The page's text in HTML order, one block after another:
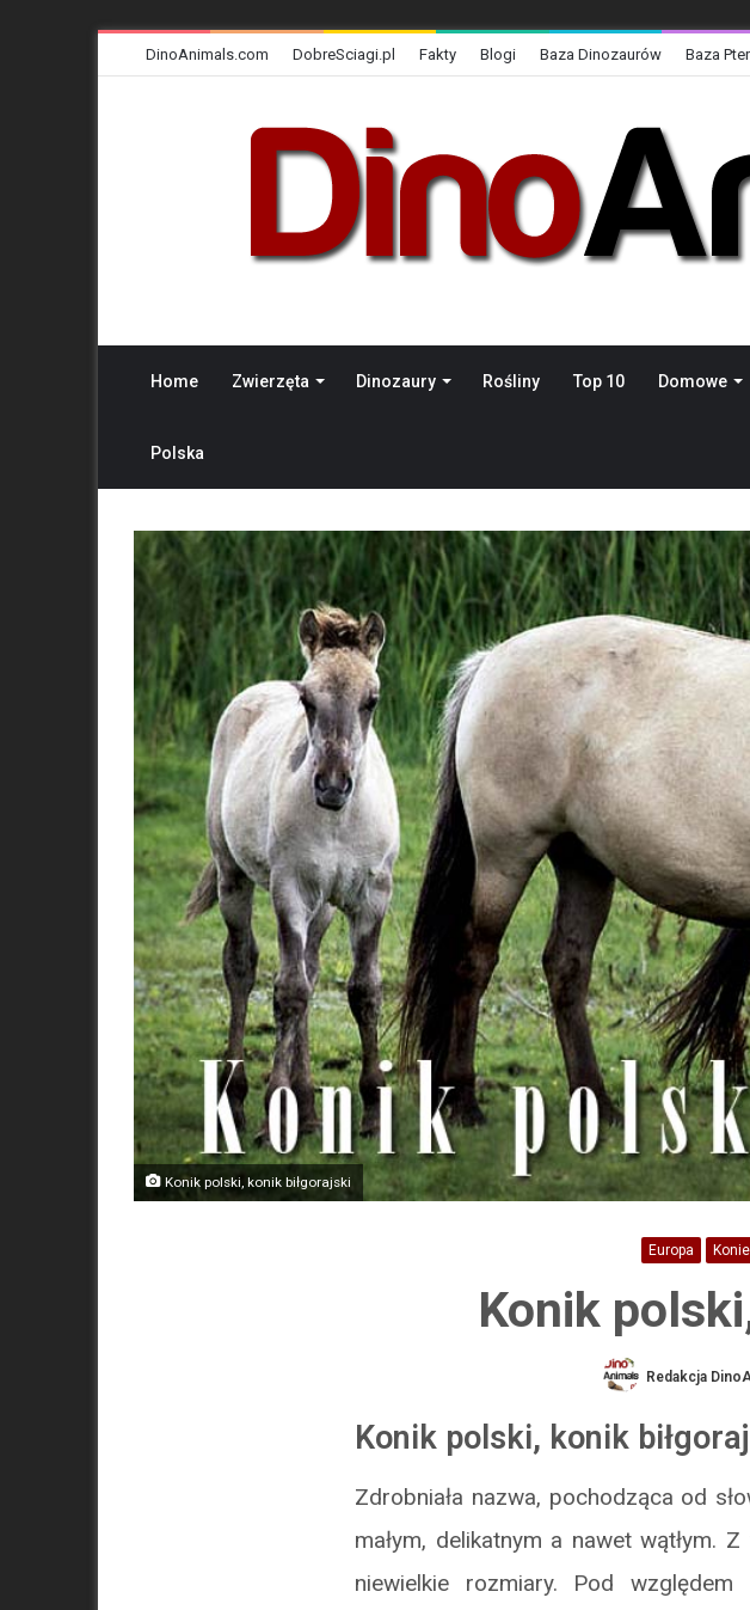
DinoAnimals.com DobreSciagi.pl Fakty Blogi Baza Dinozaurów Baza
Home Zwierzęta Dinozaury Rośliny Top 10 Domowe
Polska
Konik polski, konik biłgorajski
Europa Konie
Konik
Redakcja
Konik polski, konik
Zdrobniała nazwa, pochodząca od
małym, delikatnym a nawet wątłym.
niewielkie rozmiary. Pod